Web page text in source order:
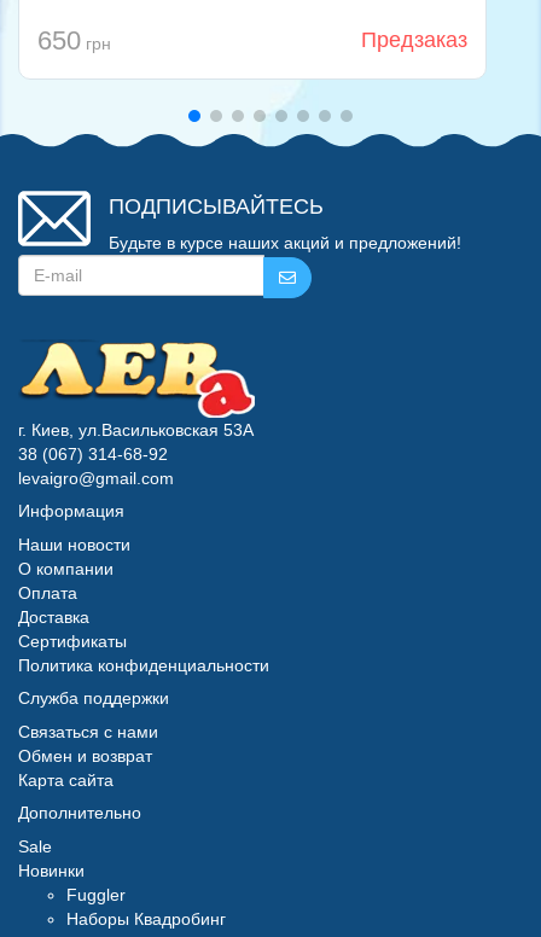
650 грн Предзаказ
ПОДПИСЫВАЙТЕСЬ
Будьте в курсе наших акций и предложений!
г. Киев, ул.Васильковская 53А
38 (067) 314-68-92
levaigro@gmail.com
Информация
Наши новости
О компании
Оплата
Доставка
Сертификаты
Политика конфиденциальности
Служба поддержки
Связаться с нами
Обмен и возврат
Карта сайта
Дополнительно
Sale
Новинки
Fuggler
Наборы Квадробинг